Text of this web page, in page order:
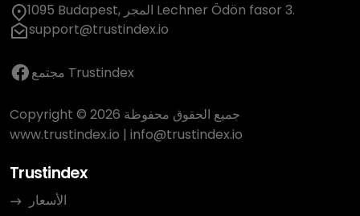
1095 Budapest, المجر Lechner Ödön fasor 3.
support@trustindex.io
مجتمع Trustindex
Copyright © 2026 جميع الحقوق محفوظة
www.trustindex.io | info@trustindex.io
Trustindex
الأسعار